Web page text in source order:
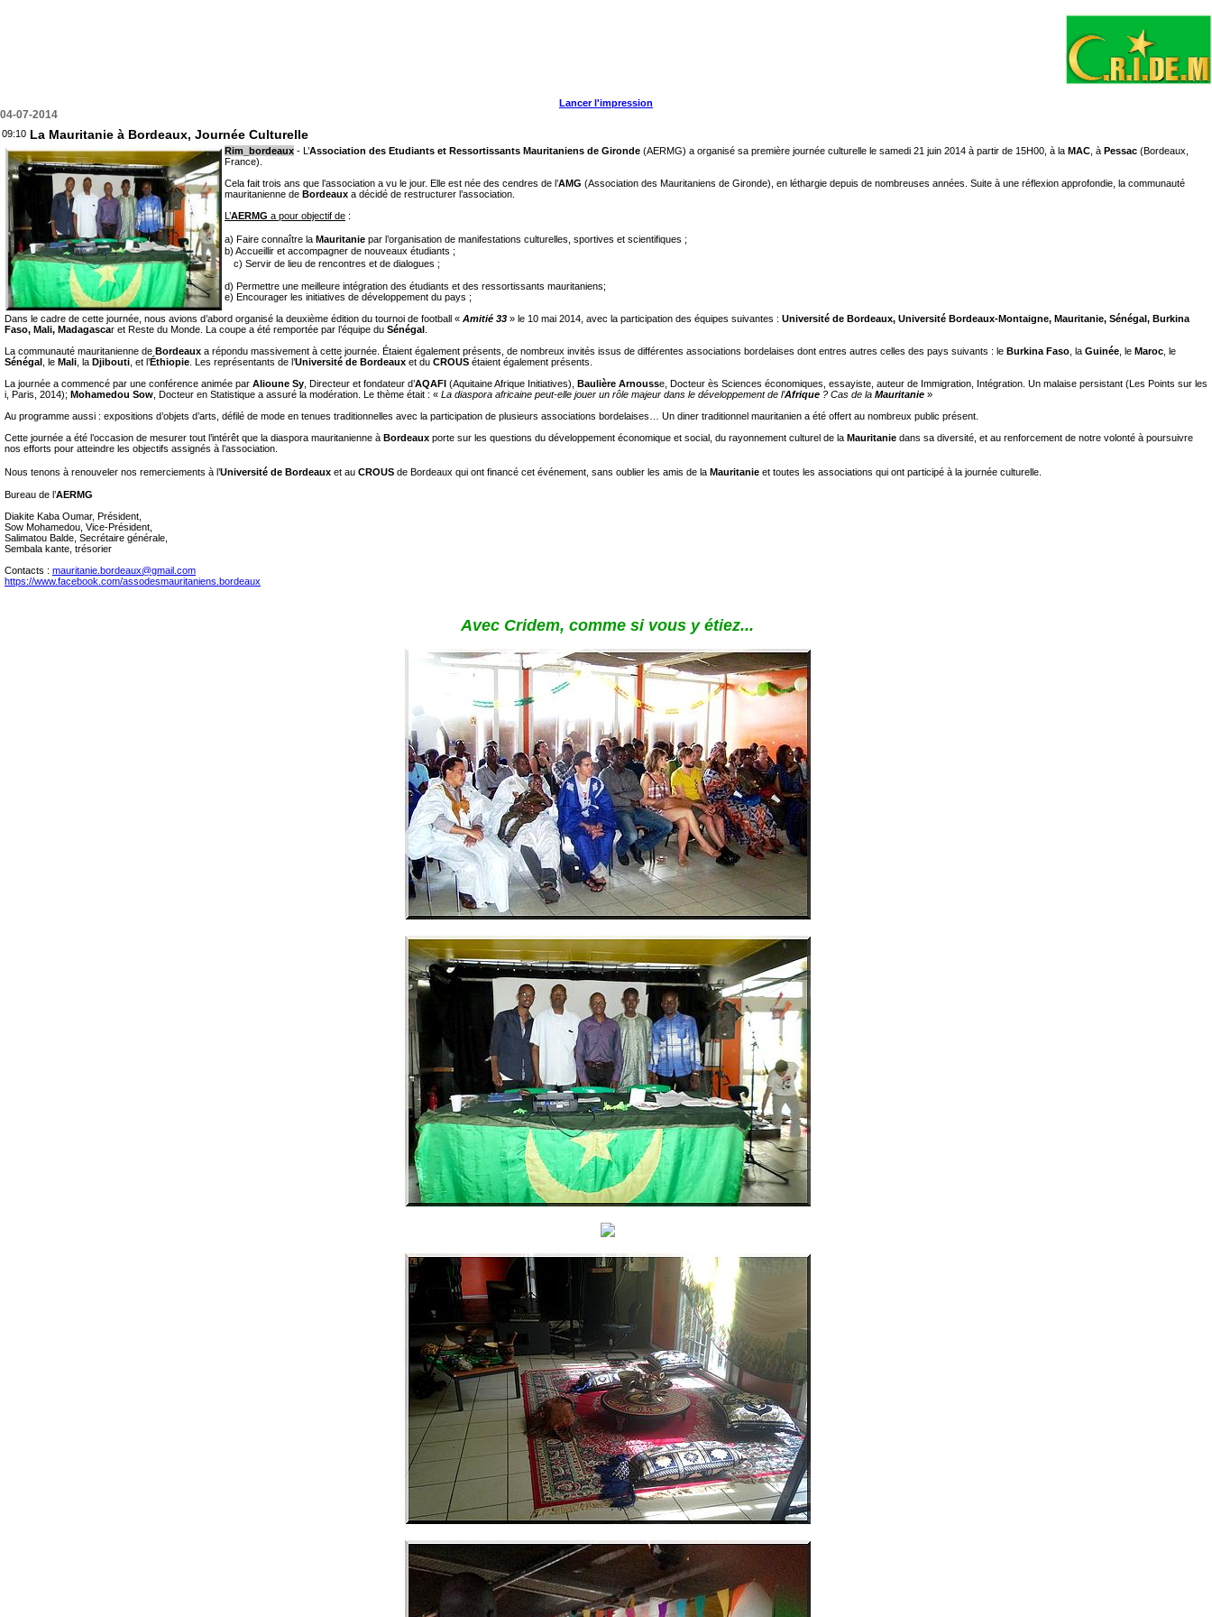
Lancer l'impression
04-07-2014
09:10 La Mauritanie à Bordeaux, Journée Culturelle
Rim_bordeaux - L’Association des Etudiants et Ressortissants Mauritaniens de Gironde (AERMG) a organisé sa première journée culturelle le samedi 21 juin 2014 à partir de 15H00, à la MAC, à Pessac (Bordeaux,
France).
Cela fait trois ans que l’association a vu le jour. Elle est née des cendres de l’AMG (Association des Mauritaniens de Gironde), en léthargie depuis de nombreuses années. Suite à une réflexion approfondie, la communauté
mauritanienne de Bordeaux a décidé de restructurer l’association.
L’AERMG a pour objectif de :
a) Faire connaître la Mauritanie par l’organisation de manifestations culturelles, sportives et scientifiques ;
b) Accueillir et accompagner de nouveaux étudiants ;
c) Servir de lieu de rencontres et de dialogues ;
d) Permettre une meilleure intégration des étudiants et des ressortissants mauritaniens;
e) Encourager les initiatives de développement du pays ;
Dans le cadre de cette journée, nous avions d’abord organisé la deuxième édition du tournoi de football « Amitié 33 » le 10 mai 2014, avec la participation des équipes suivantes : Université de Bordeaux, Université Bordeaux-Montaigne, Mauritanie, Sénégal, Burkina
Faso, Mali, Madagascar et Reste du Monde. La coupe a été remportée par l’équipe du Sénégal .
La communauté mauritanienne de Bordeaux a répondu massivement à cette journée. Étaient également présents, de nombreux invités issus de différentes associations bordelaises dont entres autres celles des pays suivants : le Burkina Faso, la Guinée, le Maroc, le
Sénégal , le Mali, la Djibouti, et l’Éthiopie. Les représentants de l’Université de Bordeaux et du CROUS étaient également présents.
La journée a commencé par une conférence animée par Alioune Sy, Directeur et fondateur d’AQAFI (Aquitaine Afrique Initiatives), Baulière Arnousse, Docteur ès Sciences économiques, essayiste, auteur de Immigration, Intégration. Un malaise persistant (Les Points sur les
i, Paris, 2014); Mohamedou Sow, Docteur en Statistique a assuré la modération. Le thème était : « La diaspora africaine peut-elle jouer un rôle majeur dans le développement de l’Afrique ? Cas de la Mauritanie »
Au programme aussi : expositions d’objets d’arts, défilé de mode en tenues traditionnelles avec la participation de plusieurs associations bordelaises… Un diner traditionnel mauritanien a été offert au nombreux public présent.
Cette journée a été l’occasion de mesurer tout l’intérêt que la diaspora mauritanienne à Bordeaux porte sur les questions du développement économique et social, du rayonnement culturel de la Mauritanie dans sa diversité, et au renforcement de notre volonté à poursuivre
nos efforts pour atteindre les objectifs assignés à l’association.
Nous tenons à renouveler nos remerciements à l’Université de Bordeaux et au CROUS de Bordeaux qui ont financé cet événement, sans oublier les amis de la Mauritanie et toutes les associations qui ont participé à la journée culturelle.
Bureau de l’AERMG
Diakite Kaba Oumar, Président,
Sow Mohamedou, Vice-Président,
Salimatou Balde, Secrétaire générale,
Sembala kante, trésorier
Contacts : mauritanie.bordeaux@gmail.com
https://www.facebook.com/assodesmauritaniens.bordeaux
Avec Cridem, comme si vous y étiez...